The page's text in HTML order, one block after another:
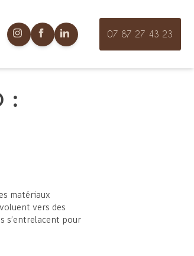
07 87 27 43 23
:
matériaux
vers des
s’entrelacent pour